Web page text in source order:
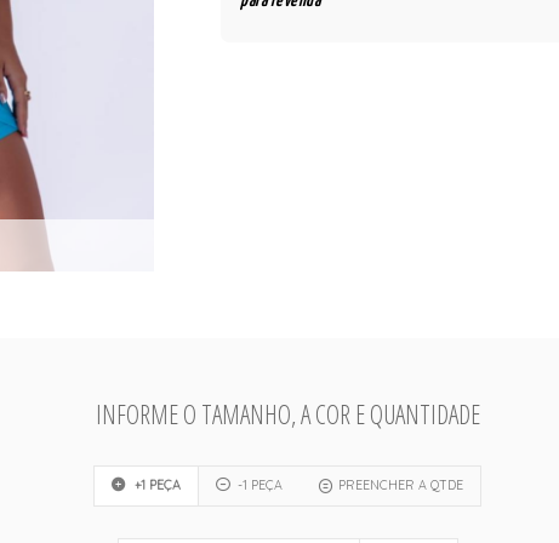
INFORME O TAMANHO, A COR E QUANTIDADE
+1 PEÇA -1 PEÇA PREENCHER A QTDE